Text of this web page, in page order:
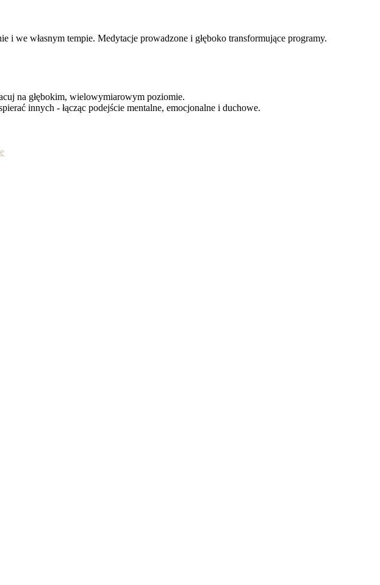
i we własnym tempie. Medytacje prowadzone i głęboko transformujące programy.
na głębokim, wielowymiarowym poziomie.
innych - łącząc podejście mentalne, emocjonalne i duchowe.